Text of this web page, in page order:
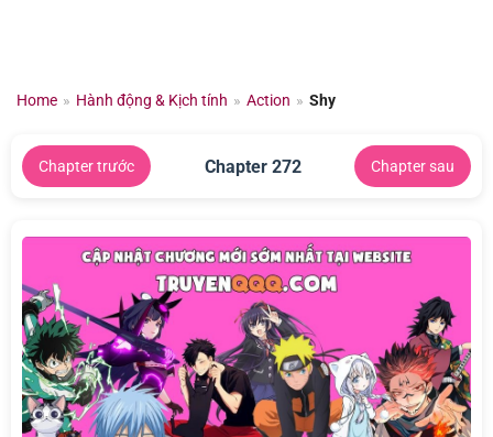
dungHome » Hành động & Kịch tính » Action » Shy
Chapter trước Chapter 272 Chapter sau